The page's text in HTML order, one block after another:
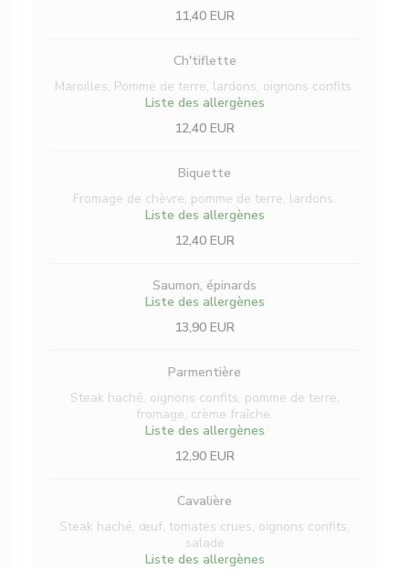
11,40 EUR
Ch'tiflette
Maroilles, Pomme de terre, lardons, oignons confits.
Liste des allergènes
12,40 EUR
Biquette
Fromage de chèvre, pomme de terre, lardons.
Liste des allergènes
12,40 EUR
Saumon, épinards
Liste des allergènes
13,90 EUR
Parmentière
Steak haché, oignons confits, pomme de terre,
fromage, crème fraîche.
Liste des allergènes
12,90 EUR
Cavalière
Steak haché, œuf, tomates crues, oignons confits,
salade
Liste des allergènes